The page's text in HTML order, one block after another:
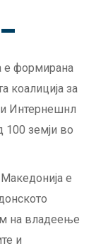
е формирана
коалиција за
Интернешнл
100 земји во
e
на владеење
и